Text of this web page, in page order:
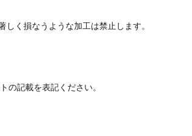
く損なうような加工は禁止します。
の記載を表記ください。